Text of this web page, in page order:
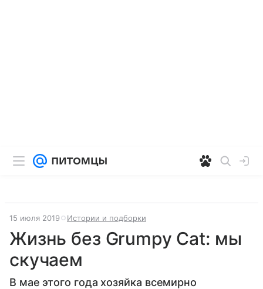
15 июля 2019 Истории и подборки
Жизнь без Grumpy Cat: мы
скучаем
В мае этого года хозяйка всемирно